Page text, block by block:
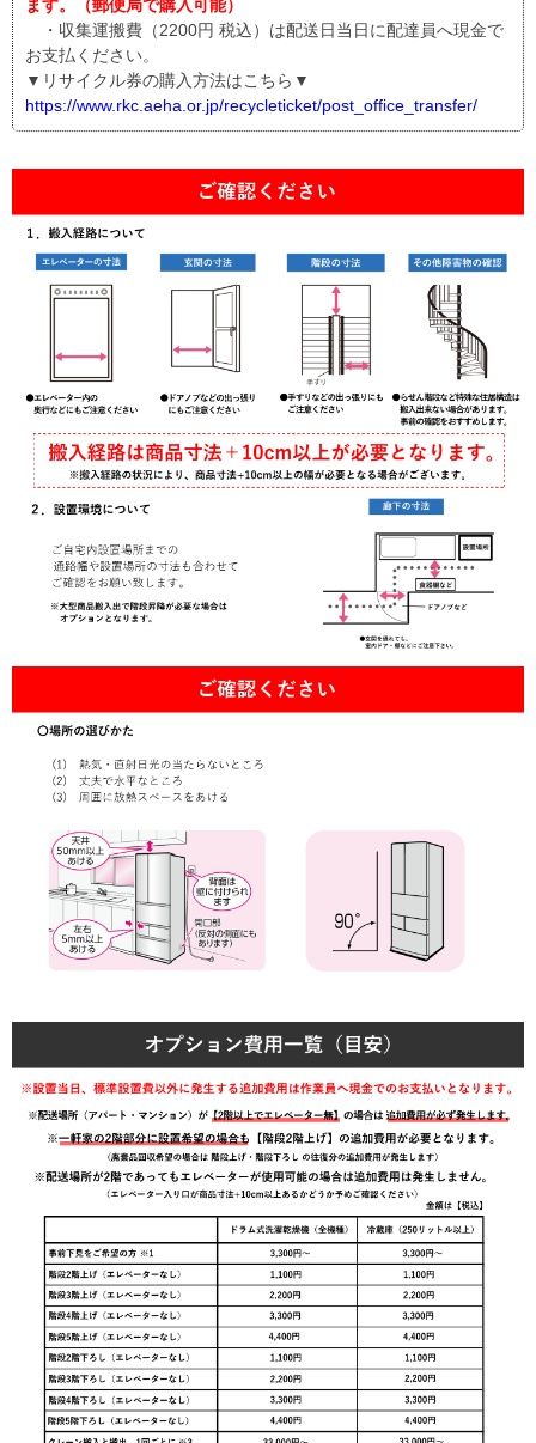
ます。（郵便局で購入可能）
・収集運搬費（2200円 税込）は配送日当日に配達員へ現金で
お支払ください。
▼リサイクル券の購入方法はこちら▼
https://www.rkc.aeha.or.jp/recycleticket/post_office_transfer/